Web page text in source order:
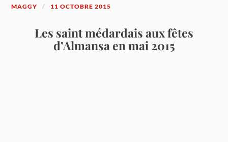
MAGGY 11 OCTOBRE 2015
Les saint médardais aux fêtes
d’Almansa en mai 2015